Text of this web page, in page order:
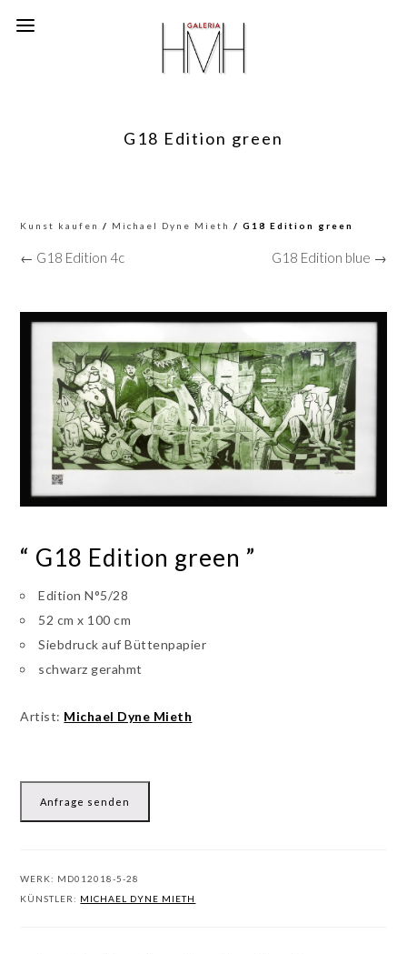
G18 Edition green
Kunst kaufen / Michael Dyne Mieth / G18 Edition green
← G18 Edition 4c G18 Edition blue →
“ G18 Edition green ”
Edition N°5/28
52 cm x 100 cm
Siebdruck auf Büttenpapier
schwarz gerahmt
Artist: Michael Dyne Mieth
Anfrage senden
WERK: MD012018-5-28
KÜNSTLER: MICHAEL DYNE MIETH